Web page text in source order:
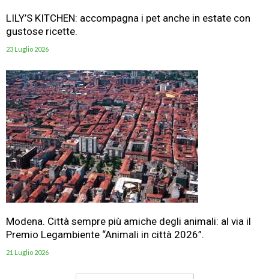
LILY’S KITCHEN: accompagna i pet anche in estate con
gustose ricette.
23 Luglio 2026
Modena. Città sempre più amiche degli animali: al via il
Premio Legambiente “Animali in città 2026”.
21 Luglio 2026